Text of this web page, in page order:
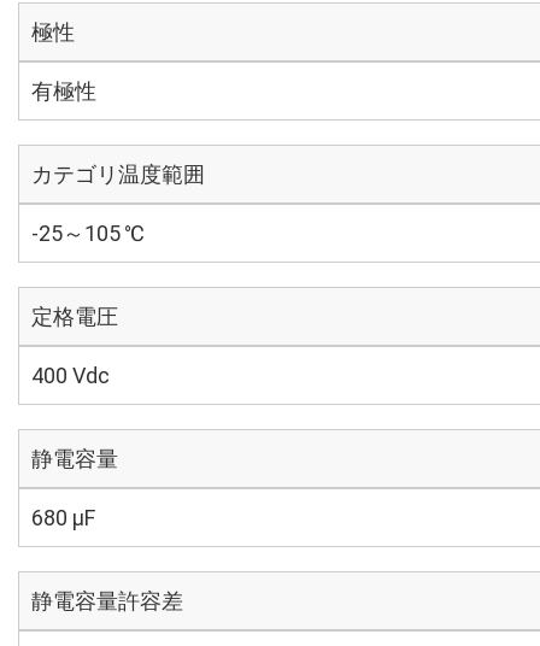
極性
有極性
カテゴリ温度範囲
-25～105 ℃
定格電圧
400 Vdc
静電容量
680 µF
静電容量許容差